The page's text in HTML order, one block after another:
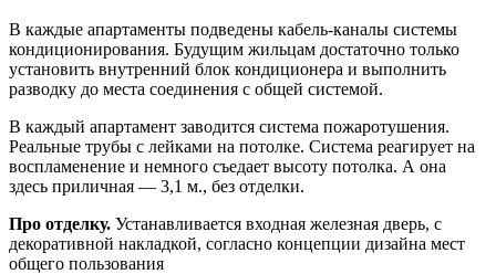
В каждые апартаменты подведены кабель-каналы системы
кондиционирования. Будущим жильцам достаточно только
установить внутренний блок кондиционера и выполнить
разводку до места соединения с общей системой.
В каждый апартамент заводится система пожаротушения.
Реальные трубы с лейками на потолке. Система реагирует на
воспламенение и немного съедает высоту потолка. А она
здесь приличная — 3,1 м., без отделки.
Про отделку. Устанавливается входная железная дверь, с
декоративной накладкой, согласно концепции дизайна мест
общего пользования